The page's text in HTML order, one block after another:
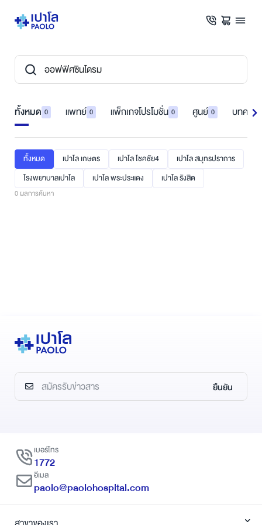
ทั้งหมด 0 แพทย์ 0 แพ็กเกจโปรโมชั่น 0 ศูนย์ 0 บทควา
ทั้งหมด เปาโล เกษตร เปาโล โชคชัย4
เปาโล สมุทรปราการ
โรงพยาบาลเปาโล
เปาโล พระประแดง เปาโล รังสิต
0ผลการค้นหา
ยืนยัน
เบอร์โทร
1772
อีเมล
paolo@paolohospital.com